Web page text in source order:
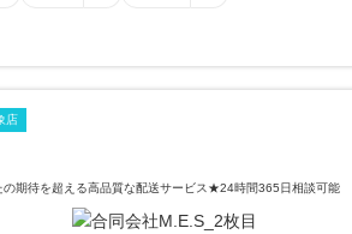
店
の期待を超える高品質な配送サービス★24時間365日相談可能